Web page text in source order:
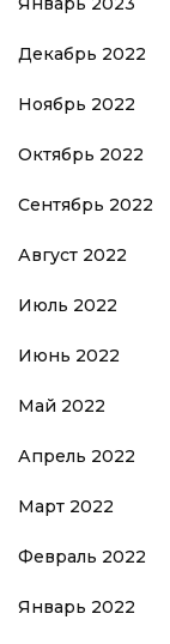
Декабрь 2022
Ноябрь 2022
Октябрь 2022
Сентябрь 2022
Август 2022
Июль 2022
Июнь 2022
Май 2022
Апрель 2022
Март 2022
Февраль 2022
Январь 2022